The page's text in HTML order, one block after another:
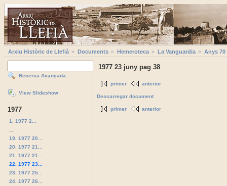
Arxiu Històric de Llefià Documents Hemeroteca La Vanguardia Anys 70
Recerca Avançada
View Slideshow
1977
1. 1977 2...
19. 1977 20...
20. 1977 21...
21. 1977 21...
22. 1977 23...
23. 1977 25...
24. 1977 26...
1977 23 juny pag 38
primer anterior
Descarregar document
primer anterior